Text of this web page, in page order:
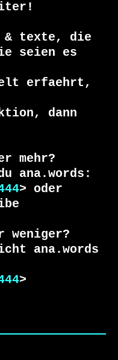
& texte, die
seien es
erfaehrt,
mehr?
ana.words:
weniger?
ana.words
>